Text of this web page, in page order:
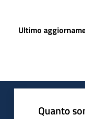
Ultimo
Quanto